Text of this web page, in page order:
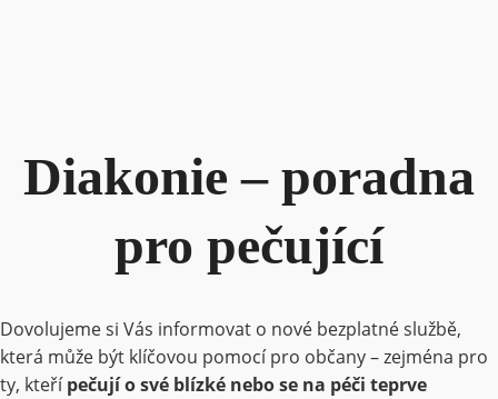
Diakonie – poradna
pro pečující
Dovolujeme si Vás informovat o nové bezplatné službě,
která může být klíčovou pomocí pro občany – zejména pro
ty, kteřípečují o své blízké nebo se na péči teprve